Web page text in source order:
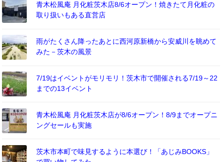
青木松風庵 月化粧茨木店8/6オープン！焼きたて月化粧の
取り扱いもある直営店
雨がたくさん降ったあとに西河原新橋から安威川を眺めて
みた－茨木の風景
7/19はイベントがモリモリ！茨木市で開催される7/19～22
までの13イベント
青木松風庵 月化粧茨木店が8/6オープン！8/9までオープニ
ングセールも実施
茨木市本町で味見するように本選び！「あじみBOOKS」